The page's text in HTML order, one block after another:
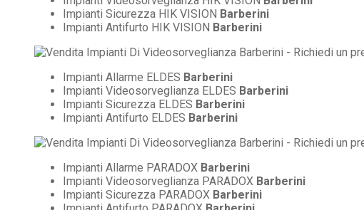
Impianti Sicurezza HIK VISION Barberini
Impianti Antifurto HIK VISION Barberini
Impianti Allarme ELDES Barberini
Impianti Videosorveglianza ELDES Barberini
Impianti Sicurezza ELDES Barberini
Impianti Antifurto ELDES Barberini
Impianti Allarme PARADOX Barberini
Impianti Videosorveglianza PARADOX Barberini
Impianti Sicurezza PARADOX Barberini